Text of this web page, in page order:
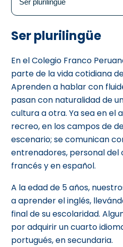
Ser plurilingüe
En el Colegio Franco
parte de la vida cotidiana
Aprenden a hablar con
pasan con naturalidad de
cultura a otra. Ya sea en el
recreo, en los campos de
escenario; se comunican
entrenadores, personal del
francés y en español.
A la edad de 5 años,
a aprender el inglés,
final de su escolaridad.
por adquirir un cuarto
portugués, en secundaria.